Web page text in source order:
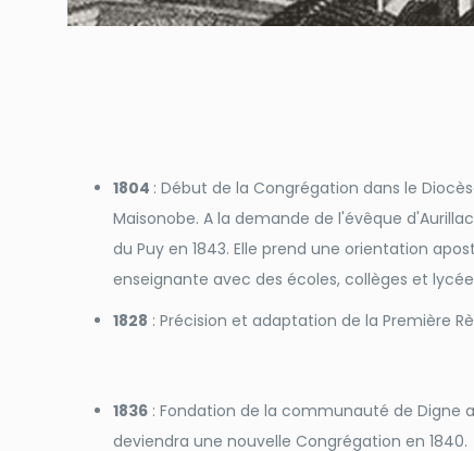
1804 : Début de la Congrégation dans le
Maisonobe. A la demande de l'évêque
du Puy en 1843. Elle prend une orientation
enseignante avec des écoles, collèges et
1828 : Précision et adaptation de la Première
1836 : Fondation de la communauté de Digne
deviendra une nouvelle Congrégation en 1840.